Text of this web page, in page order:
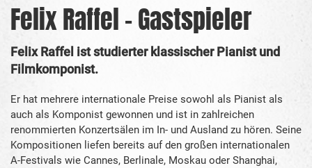
Felix Raffel - Gastspieler
Felix Raffel ist studierter klassischer Pianist und
Filmkomponist.
Er hat mehrere internationale Preise sowohl als Pianist als
auch als Komponist gewonnen und ist in zahlreichen
renommierten Konzertsälen im In- und Ausland zu hören. Seine
Kompositionen liefen bereits auf den großen internationalen
A-Festivals wie Cannes, Berlinale, Moskau oder Shanghai,